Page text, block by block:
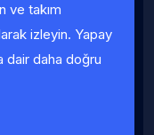
ve takım
izleyin. Yapay
dair daha doğru